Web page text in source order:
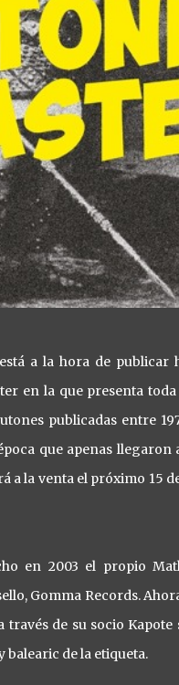
a la hora de publicar
en la que presenta toda
publicadas entre
que apenas
a la venta el próximo 15
en 2003 el propio
Gomma Records.
través de su socio
balearic de la etiqueta.